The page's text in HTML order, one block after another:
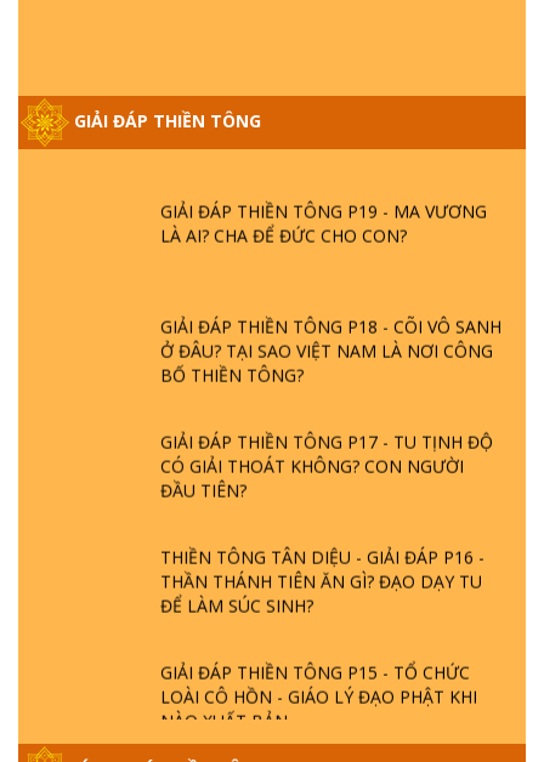
GIẢI ĐÁP THIỀN TÔNG
- BÁC NGUYỄN NHÂN LÀ AI? PHIỀN NÃO
DO ĐÂU MÀ CÓ?
LÀ AI? CHA ĐỂ ĐỨC CHO CON?
Ở ĐÂU? TẠI SAO VIỆT NAM LÀ NƠI CÔNG
BỐ THIỀN TÔNG?
CÓ GIẢI THOÁT KHÔNG? CON NGƯỜI
ĐẦU TIÊN?
THẦN THÁNH TIÊN ĂN GÌ? ĐẠO DẠY TU
ĐỂ LÀM SÚC SINH?
LOÀI CÔ HỒN - GIÁO LÝ ĐẠO PHẬT KHI
NÀO XUẤT BẢN